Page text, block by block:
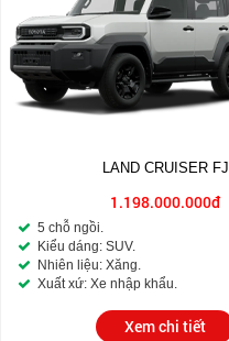
LAND CRUISER FJ
1.198.000.000đ
5 chỗ ngồi.
Kiểu dáng: SUV.
Nhiên liệu: Xăng.
Xuất xứ: Xe nhập khẩu.
Xem chi tiết